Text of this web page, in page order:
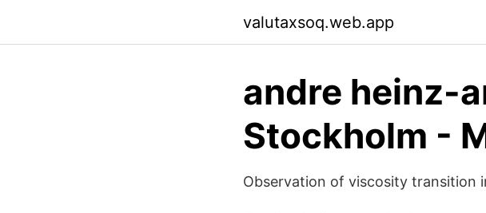
valutaxsoq.web.app
andre heinz-
Stockholm -
Observation of viscosity transition